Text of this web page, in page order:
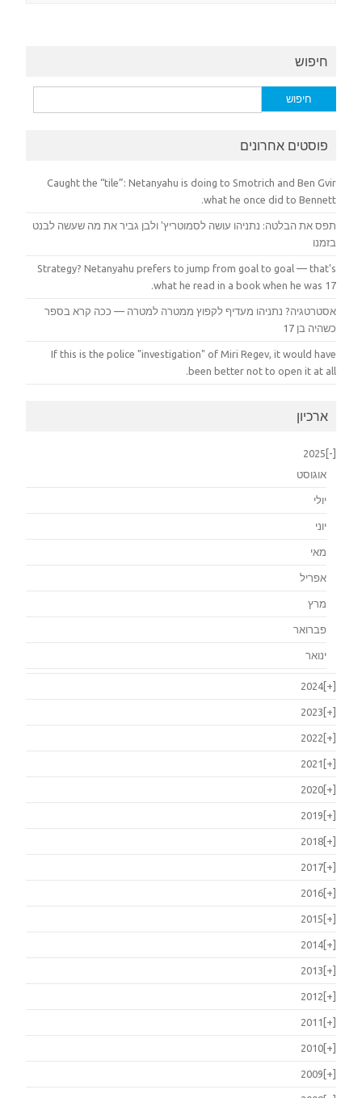
חיפוש
חיפוש:
פוסטים אחרונים
Caught the “tile”: Netanyahu is doing to Smotrich and Ben Gvir
what he once did to Bennett.
תפס את הבלטה: נתניהו עושה לסמוטריץ' ולבן גביר את מה שעשה לבנט
בזמנו
Strategy? Netanyahu prefers to jump from goal to goal — that's
what he read in a book when he was 17.
אסטרטגיה? נתניהו מעדיף לקפוץ ממטרה למטרה — ככה קרא בספר
כשהיה בן 17
If this is the police "investigation" of Miri Regev, it would have
been better not to open it at all.
ארכיון
[-]
2025
אוגוסט
יולי
יוני
מאי
אפריל
מרץ
פברואר
ינואר
[+]
2024
[+]
2023
[+]
2022
[+]
2021
[+]
2020
[+]
2019
[+]
2018
[+]
2017
[+]
2016
[+]
2015
[+]
2014
[+]
2013
[+]
2012
[+]
2011
[+]
2010
[+]
2009